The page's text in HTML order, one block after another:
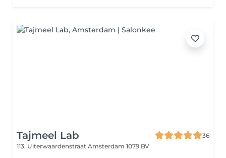
Tajmeel Lab
36
113, Uiterwaardenstraat Amsterdam 1079 BV